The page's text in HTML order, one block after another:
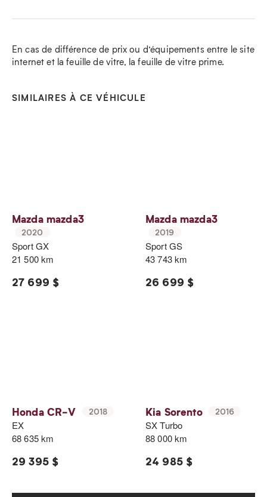
En cas de différence de prix ou d’équipements entre le site
internet et la feuille de vitre, la feuille de vitre prime.
SIMILAIRES À CE VÉHICULE
Mazda mazda3
2020
Sport GX
21 500 km
27 699 $
Mazda mazda3
2019
Sport GS
43 743 km
26 699 $
Honda CR-V 2018
EX
68 635 km
29 395 $
Kia Sorento 2016
SX Turbo
88 000 km
24 985 $